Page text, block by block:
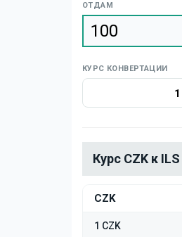
ОТДАМ
КУРС КОНВЕРТАЦИИ
Курс CZK к
CZK
1 CZK